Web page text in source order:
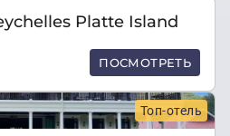
Platte Island
ПОСМОТРЕТЬ
Топ-отель